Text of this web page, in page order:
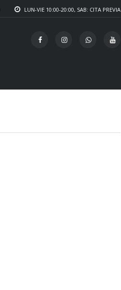
LUN-VIE 10:00-20:00, SAB: CITA PREVIA